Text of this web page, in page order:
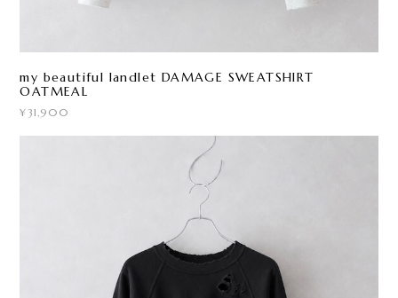
my beautiful landlet DAMAGE SWEATSHIRT
OATMEAL
¥31,900